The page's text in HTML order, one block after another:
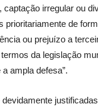
irregular ou
de
ou prejuízo a
da legislação
ampla defesa”.